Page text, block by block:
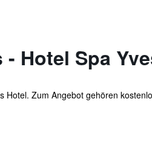
Hotel Spa
Zum Angebot gehören